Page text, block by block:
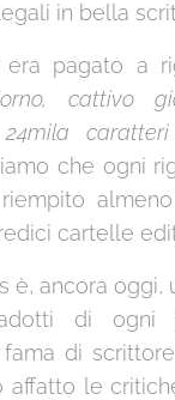
in bella
era pagato a
cattivo
che ogni
cartelle
è, ancora oggi,
di ogni
fama di
affatto le